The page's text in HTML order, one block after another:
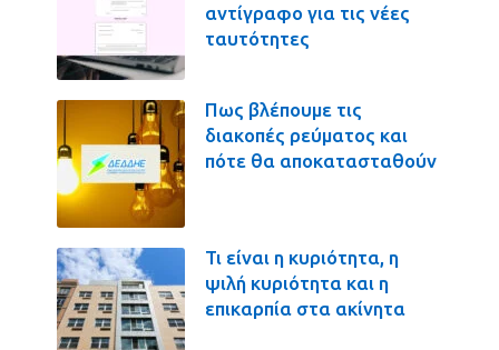
αντίγραφο για τις νέες
ταυτότητες
Πως βλέπουμε τις
διακοπές ρεύματος και
πότε θα αποκατασταθούν
Τι είναι η κυριότητα, η
ψιλή κυριότητα και η
επικαρπία στα ακίνητα